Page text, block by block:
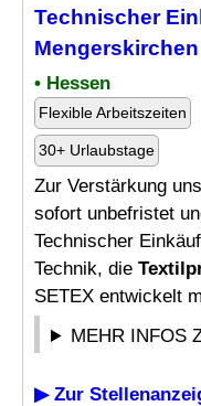
Technischer
Mengerskirchen
• Hessen
Flexible Arbeitszeiten
30+ Urlaubstage
Zur Verstärkung
sofort unbefristet
Technischer
Technik, die
SETEX entwickelt
MEHR INFOS
▶ Zur